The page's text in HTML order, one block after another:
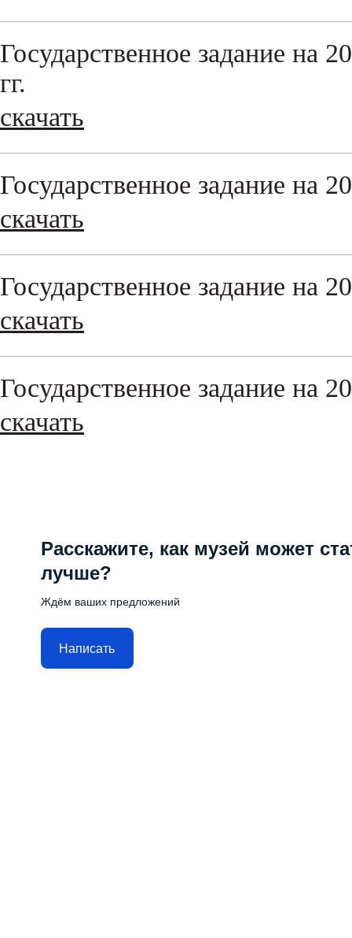
Государственное задание на
гг.
скачать
Государственное задание на
скачать
Государственное задание на
скачать
Государственное задание на
скачать
Расскажите, как музей может
лучше?
Ждём ваших предложений
Написать